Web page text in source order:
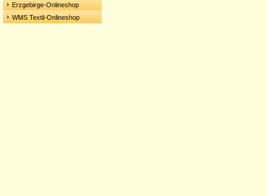
Erzgebirge-Onlineshop
WMS Textil-Onlineshop